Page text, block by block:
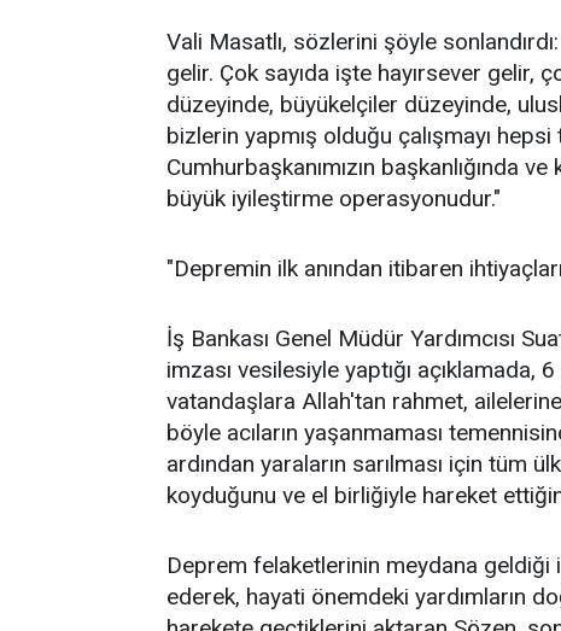
Vali Masatlı, sözlerini şöyle
gelir. Çok sayıda işte hayırsever gelir,
düzeyinde, büyükelçiler düzeyinde,
bizlerin yapmış olduğu çalışmayı
Cumhurbaşkanımızın başkanlığında
büyük iyileştirme operasyonudur."
"Depremin ilk anından itibaren
İş Bankası Genel Müdür Yardımcısı
imzası vesilesiyle yaptığı açıklamada,
vatandaşlara Allah'tan rahmet,
böyle acıların yaşanmaması
ardından yaraların sarılması için tüm
koyduğunu ve el birliğiyle hareket
Deprem felaketlerinin meydana
ederek, hayati önemdeki yardımların